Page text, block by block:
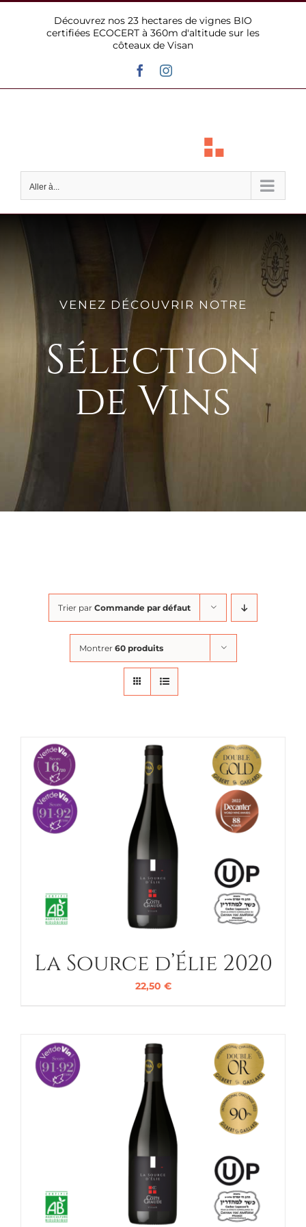
Découvrez nos 23 hectares de vignes BIO
certifiées ECOCERT à 360m d'altitude sur les
côteaux de Visan
FacebookInstagram
Aller à...
VENEZ DÉCOUVRIR NOTRE
Sélection
de Vins
Trier par Commande par défaut
Montrer 60 produits
La Source d’Élie 2020
22,50 €